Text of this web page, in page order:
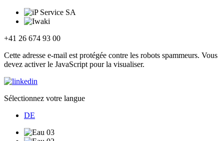
+41 26 674 93 00
Cette adresse e-mail est protégée contre les robots spammeurs. Vous
devez activer le JavaScript pour la visualiser.
Sélectionnez votre langue
DE